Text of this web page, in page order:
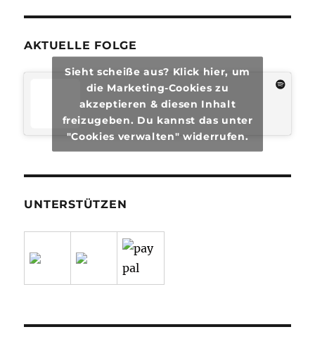
AKTUELLE FOLGE
Sieht scheiße aus? Klick hier, um
die Marketing-Cookies zu
akzeptieren & diesen Inhalt
freizugeben. Du kannst das unter
"Cookies verwalten" widerrufen.
UNTERSTÜTZEN